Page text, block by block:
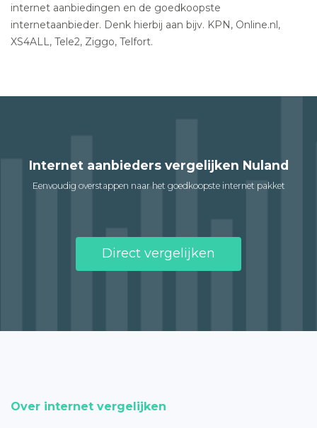
internet aanbiedingen en de goedkoopste
internetaanbieder. Denk hierbij aan bijv. KPN, Online.nl,
XS4ALL, Tele2, Ziggo, Telfort.
Internet aanbieders vergelijken Nuland
Eenvoudig overstappen naar het goedkoopste internet pakket
Direct vergelijken
Over internet vergelijken